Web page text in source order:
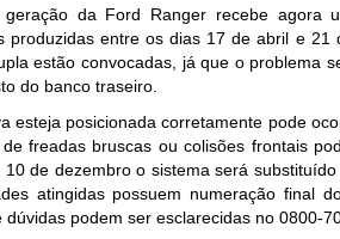
da Ford Ranger recebe agora
produzidas entre os dias 17 de abril e 21
estão convocadas, já que o problema
do banco traseiro.
esteja posicionada corretamente pode
freadas bruscas ou colisões frontais
de dezembro o sistema será
atingidas possuem numeração final
podem ser esclarecidas no 0800-